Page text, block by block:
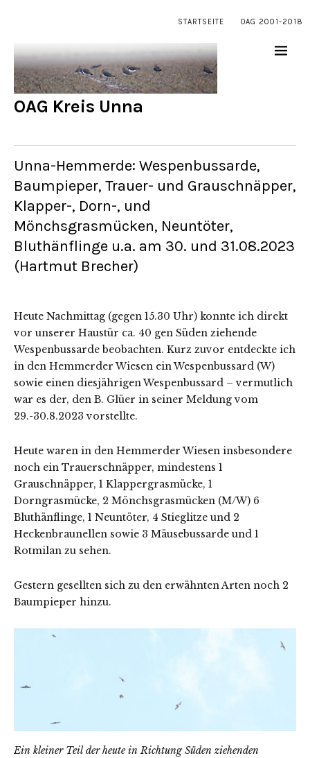
STARTSEITE OAG 2001-2018
OAG Kreis Unna
Unna-Hemmerde: Wespenbussarde,
Baumpieper, Trauer- und Grauschnäpper,
Klapper-, Dorn-, und
Mönchsgrasmücken, Neuntöter,
Bluthänflinge u.a. am 30. und 31.08.2023
(Hartmut Brecher)
Heute Nachmittag (gegen 15.30 Uhr) konnte ich direkt
vor unserer Haustür ca. 40 gen Süden ziehende
Wespenbussarde beobachten. Kurz zuvor entdeckte ich
in den Hemmerder Wiesen ein Wespenbussard (W)
sowie einen diesjährigen Wespenbussard – vermutlich
war es der, den B. Glüer in seiner Meldung vom
29.-30.8.2023 vorstellte.
Heute waren in den Hemmerder Wiesen insbesondere
noch ein Trauerschnäpper, mindestens 1
Grauschnäpper, 1 Klappergrasmücke, 1
Dorngrasmücke, 2 Mönchsgrasmücken (M/W) 6
Bluthänflinge, 1 Neuntöter, 4 Stieglitze und 2
Heckenbraunellen sowie 3 Mäusebussarde und 1
Rotmilan zu sehen.
Gestern gesellten sich zu den erwähnten Arten noch 2
Baumpieper hinzu.
Ein kleiner Teil der heute in Richtung Süden ziehenden